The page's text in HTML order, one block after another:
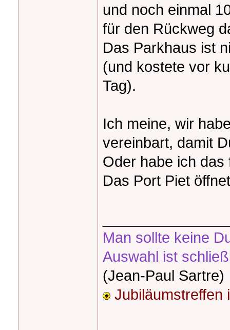
und noch einmal
für den Rückweg
Das Parkhaus ist
(und kostete vor
Tag).
Ich meine, wir
vereinbart, damit
Oder habe ich
Das Port Piet
Man sollte keine
Auswahl ist
(Jean-Paul Sartre)
Jubiläumstreffen